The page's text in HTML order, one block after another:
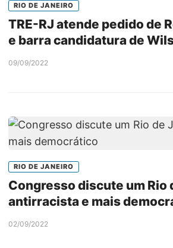
RIO DE JANEIRO
TRE-RJ atende pedido de
e barra candidatura de
09/09/2022
RIO DE JANEIRO
Congresso discute um Rio
antirracista e mais
02/09/2022